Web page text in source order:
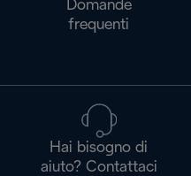
Domande
frequenti
Hai bisogno di
aiuto? Contattaci